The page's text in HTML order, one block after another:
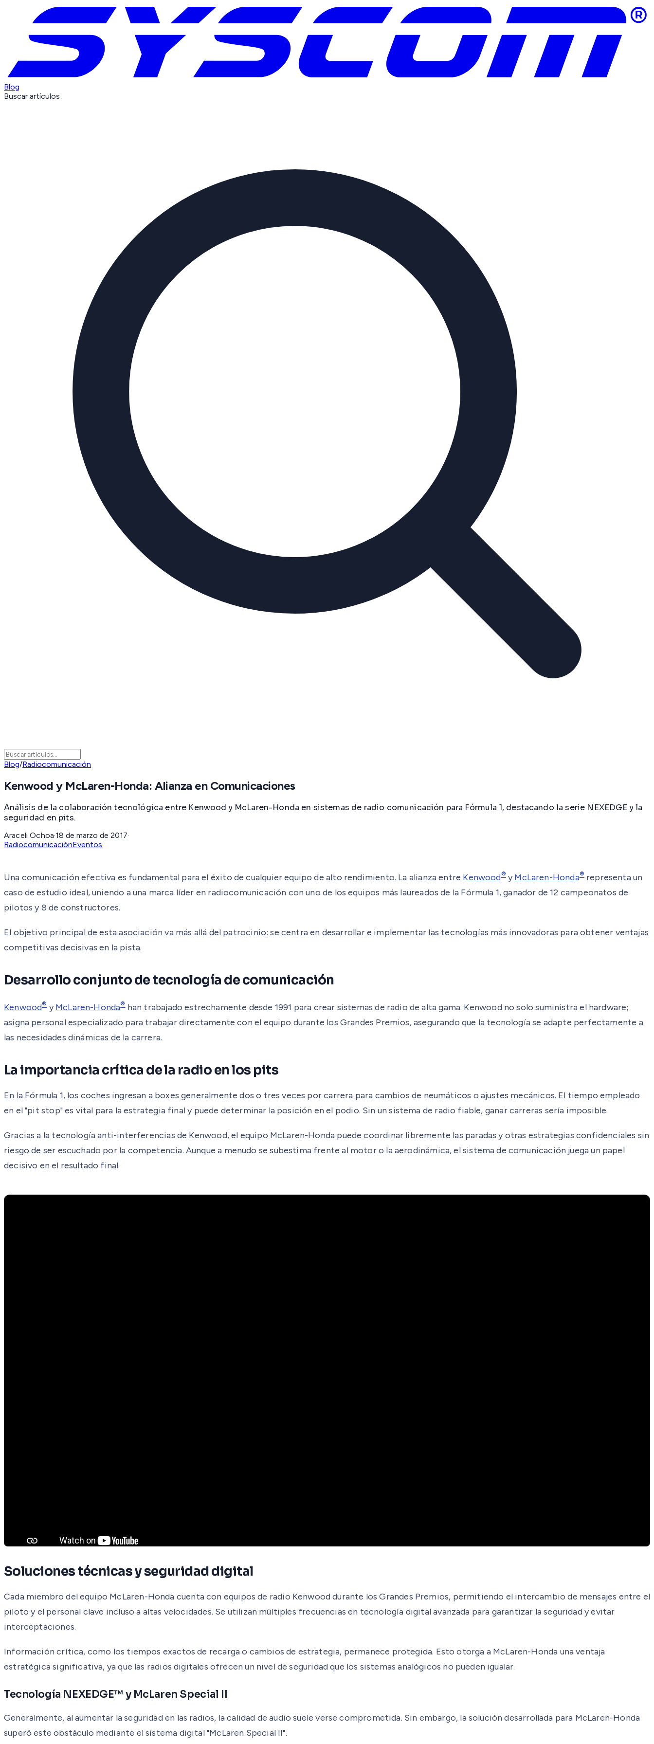
Blog
Buscar artículos
Blog/Radiocomunicación
Kenwood y McLaren-Honda: Alianza en Comunicaciones
Análisis de la colaboración tecnológica entre Kenwood y McLaren-Honda en sistemas de radio comunicación para Fórmula 1, destacando la serie NEXEDGE y la
seguridad en pits.
Araceli Ochoa·18 de marzo de 2017·
RadiocomunicaciónEventos
Una comunicación efectiva es fundamental para el éxito de cualquier equipo de alto rendimiento. La alianza entre Kenwood®yMcLaren-Honda®representa un
caso de estudio ideal, uniendo a una marca líder en radiocomunicación con uno de los equipos más laureados de la Fórmula 1, ganador de 12 campeonatos de
pilotos y 8 de constructores.
El objetivo principal de esta asociación va más allá del patrocinio: se centra en desarrollar e implementar las tecnologías más innovadoras para obtener ventajas
competitivas decisivas en la pista.
Desarrollo conjunto de tecnología de comunicación
Kenwood®yMcLaren-Honda®han trabajado estrechamente desde 1991 para crear sistemas de radio de alta gama. Kenwood no solo suministra el hardware;
asigna personal especializado para trabajar directamente con el equipo durante los Grandes Premios, asegurando que la tecnología se adapte perfectamente a
las necesidades dinámicas de la carrera.
La importancia crítica de la radio en los pits
En la Fórmula 1, los coches ingresan a boxes generalmente dos o tres veces por carrera para cambios de neumáticos o ajustes mecánicos. El tiempo empleado
en el "pit stop" es vital para la estrategia final y puede determinar la posición en el podio. Sin un sistema de radio fiable, ganar carreras sería imposible.
Gracias a la tecnología anti-interferencias de Kenwood, el equipo McLaren-Honda puede coordinar libremente las paradas y otras estrategias confidenciales sin
riesgo de ser escuchado por la competencia. Aunque a menudo se subestima frente al motor o la aerodinámica, el sistema de comunicación juega un papel
decisivo en el resultado final.
Soluciones técnicas y seguridad digital
Cada miembro del equipo McLaren-Honda cuenta con equipos de radio Kenwood durante los Grandes Premios, permitiendo el intercambio de mensajes entre el
piloto y el personal clave incluso a altas velocidades. Se utilizan múltiples frecuencias en tecnología digital avanzada para garantizar la seguridad y evitar
interceptaciones.
Información crítica, como los tiempos exactos de recarga o cambios de estrategia, permanece protegida. Esto otorga a McLaren-Honda una ventaja
estratégica significativa, ya que las radios digitales ofrecen un nivel de seguridad que los sistemas analógicos no pueden igualar.
Tecnología NEXEDGE™ y McLaren Special II
Generalmente, al aumentar la seguridad en las radios, la calidad de audio suele verse comprometida. Sin embargo, la solución desarrollada para McLaren-Honda
superó este obstáculo mediante el sistema digital "McLaren Special II".